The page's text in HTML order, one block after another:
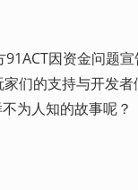
因资金问题
们的支持与开发
为人知的故事呢？